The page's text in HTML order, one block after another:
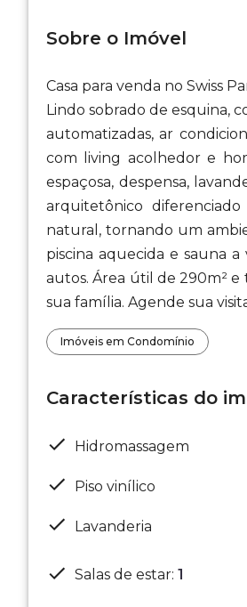
Sobre o Imóvel
Casa para venda no Swiss
Lindo sobrado de esquina,
automatizadas, ar
com living acolhedor e
espaçosa, despensa,
arquitetônico
natural, tornando um
piscina aquecida e sauna
autos. Área útil de 290m²
sua família. Agende sua
Imóveis em Condomínio
Características do
Hidromassagem
Piso vinílico
Lavanderia
Salas de estar: 1